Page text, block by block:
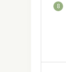
8